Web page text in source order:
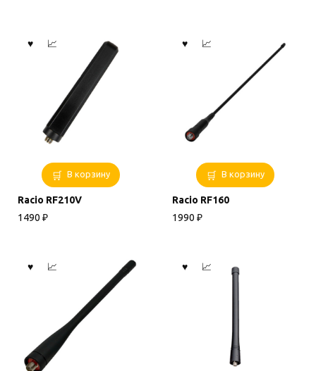
В корзину
Racio RF210V
1490 ₽
В корзину
Racio RF160
1990 ₽